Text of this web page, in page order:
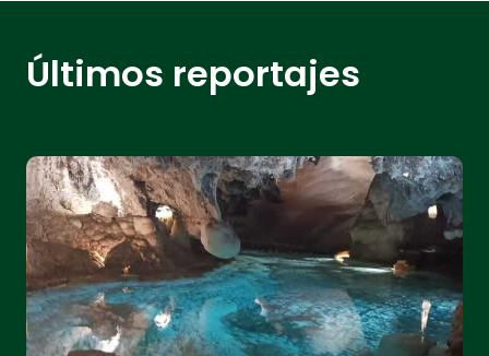
Últimos reportajes